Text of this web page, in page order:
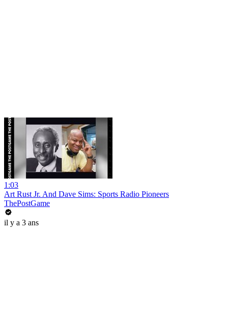
1:03
Art Rust Jr. And Dave Sims: Sports Radio Pioneers
ThePostGame
il y a 3 ans